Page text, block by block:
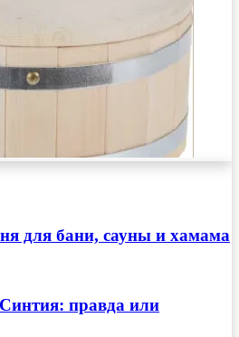
для бани, сауны и хамама
правда или